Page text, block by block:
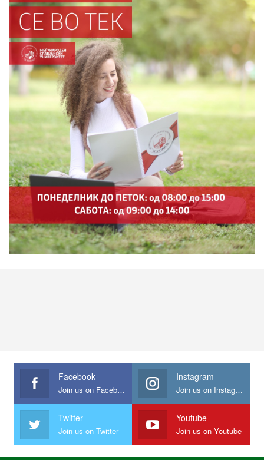
Facebook
Join us on Facebook
Instagram
Join us on Instagram
Twitter
Join us on Twitter
Youtube
Join us on Youtube